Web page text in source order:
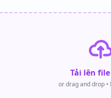
Tải lên file
or drag and drop •